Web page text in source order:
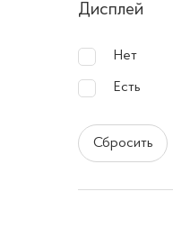
Дисплей
Нет
Есть
Сбросить